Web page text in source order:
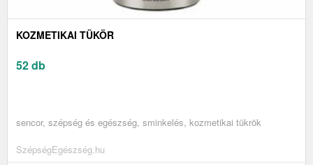
KOZMETIKAI TÜKÖR
52 db
sencor, szépség és egészség, sminkelés, kozmetikai tükrök
SzépségEgészség.hu